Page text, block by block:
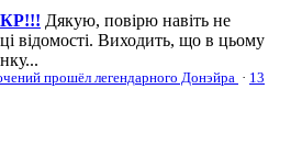
Дякую, повірю навіть не
відомості. Виходить, що в цьому
прошёл легендарного Донэйра · 13